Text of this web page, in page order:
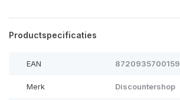
Productspecificaties
EAN 8720935700159
Merk Discountershop